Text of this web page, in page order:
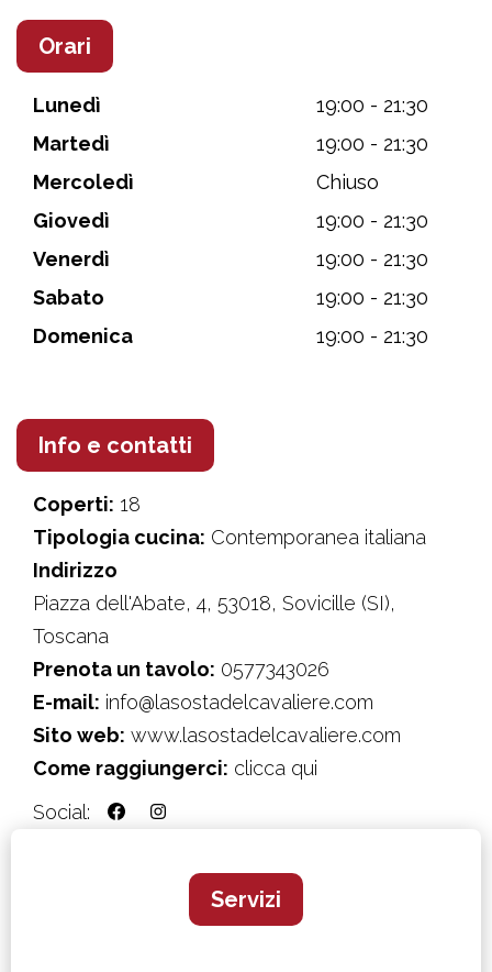
Orari
Lunedì
19:00 - 21:30
Martedì
19:00 - 21:30
Mercoledì
Chiuso
Giovedì
19:00 - 21:30
Venerdì
19:00 - 21:30
Sabato
19:00 - 21:30
Domenica
19:00 - 21:30
Info e contatti
Coperti: 18
Tipologia cucina: Contemporanea italiana
Indirizzo
Piazza dell'Abate, 4, 53018, Sovicille (SI),
Toscana
Prenota un tavolo: 0577343026
E-mail: info@lasostadelcavaliere.com
Sito web: www.lasostadelcavaliere.com
Come raggiungerci: clicca qui
Social:
Servizi